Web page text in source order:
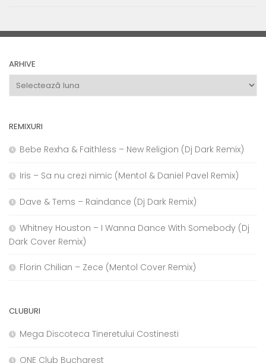
ARHIVE
Arhive
REMIXURI
Bebe Rexha & Faithless – New Religion (Dj Dark Remix)
Iris – Sa nu crezi nimic (Mentol & Daniel Pavel Remix)
Dave & Tems – Raindance (Dj Dark Remix)
Whitney Houston – I Wanna Dance With Somebody (Dj
Dark Cover Remix)
Florin Chilian – Zece (Mentol Cover Remix)
CLUBURI
Mega Discoteca Tineretului Costinesti
ONE Club Bucharest